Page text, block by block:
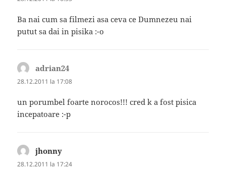
Ba nai cum sa filmezi asa ceva ce Dumnezeu nai
putut sa dai in pisika :-o
adrian24
28.12.2011 la 17:08
un porumbel foarte norocos!!! cred k a fost pisica
incepatoare :-p
jhonny
28.12.2011 la 17:24